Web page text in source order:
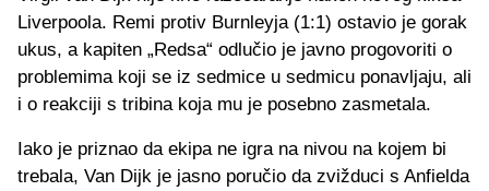
Liverpoola. Remi protiv Burnleyja (1:1) ostavio je gorak
ukus, a kapiten „Redsa“ odlučio je javno progovoriti o
problemima koji se iz sedmice u sedmicu ponavljaju, ali
i o reakciji s tribina koja mu je posebno zasmetala.
Iako je priznao da ekipa ne igra na nivou na kojem bi
trebala, Van Dijk je jasno poručio da zvižduci s Anfielda